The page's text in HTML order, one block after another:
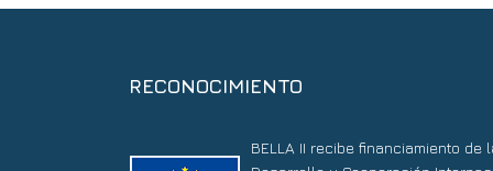
RECONOCIMIENTO
BELLA II recibe financiamiento